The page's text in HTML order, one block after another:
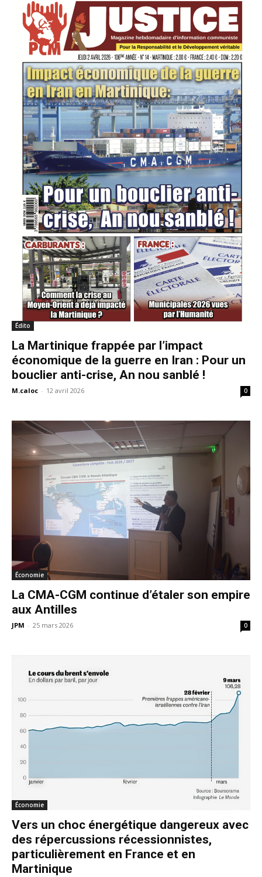
Édito
La Martinique frappée par l’impact
économique de la guerre en Iran : Pour un
bouclier anti-crise, An nou sanblé !
M.caloc - 12 avril 2026 0
Économie
La CMA-CGM continue d’étaler son empire
aux Antilles
JPM - 25 mars 2026 0
Économie
Vers un choc énergétique dangereux avec
des répercussions récessionnistes,
particulièrement en France et en
Martinique